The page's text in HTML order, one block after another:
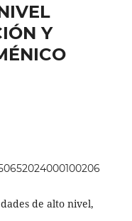
Y
de alto nivel,